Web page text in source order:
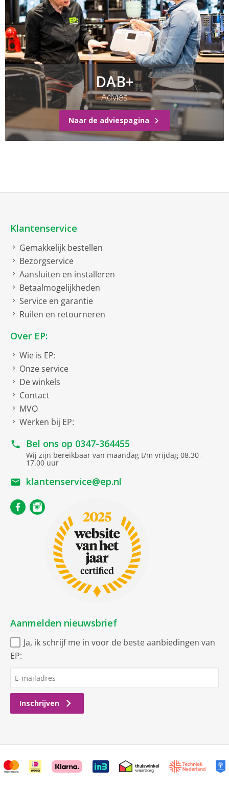
DAB+
Advies
Naar de adviespagina
Klantenservice
Gemakkelijk bestellen
Bezorgservice
Aansluiten en installeren
Betaalmogelijkheden
Service en garantie
Ruilen en retourneren
Over EP:
Wie is EP:
Onze service
De winkels
Contact
MVO
Werken bij EP:
Bel ons op 0347-364455
Wij zijn bereikbaar van maandag t/m vrijdag 08.30 -
17.00 uur
klantenservice@ep.nl
Aanmelden nieuwsbrief
Ja, ik schrijf me in voor de beste aanbiedingen van
EP:
Inschrijven